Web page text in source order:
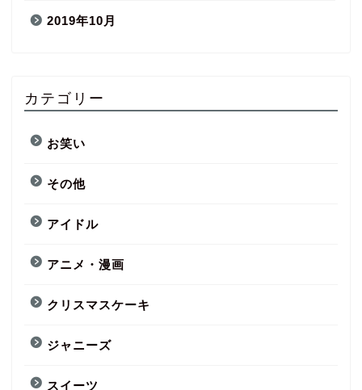
2019年10月
カテゴリー
お笑い
その他
アイドル
アニメ・漫画
クリスマスケーキ
ジャニーズ
スイーツ